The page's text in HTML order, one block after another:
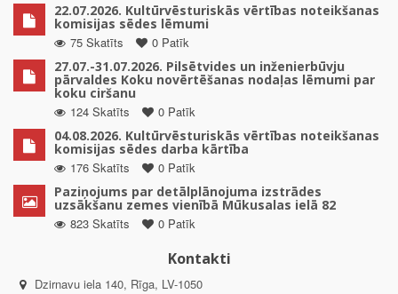
22.07.2026. Kultūrvēsturiskās vērtības noteikšanas
komisijas sēdes lēmumi
75 Skatīts
0 Patīk
27.07.-31.07.2026. Pilsētvides un inženierbūvju
pārvaldes Koku novērtēšanas nodaļas lēmumi par
koku ciršanu
124 Skatīts
0 Patīk
04.08.2026. Kultūrvēsturiskās vērtības noteikšanas
komisijas sēdes darba kārtība
176 Skatīts
0 Patīk
Paziņojums par detālplānojuma izstrādes
uzsākšanu zemes vienībā Mūkusalas ielā 82
823 Skatīts
0 Patīk
Kontakti
Dzirnavu iela 140, Rīga, LV-1050